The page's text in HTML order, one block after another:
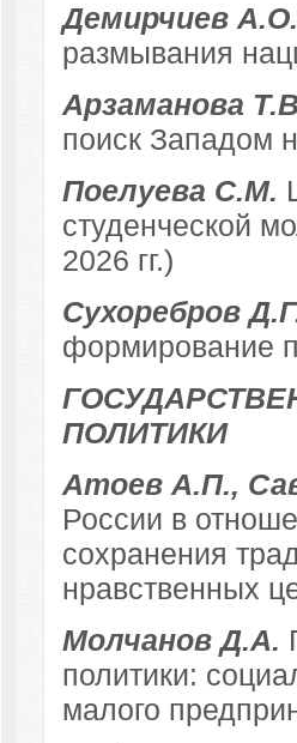
Демирчиев
размывания
Арзаманова
поиск Западом
Поелуева С.М.
студенческой
2026 гг.)
Сухоребров
формирование
ПОЛИТИКИ
Атоев А.П.,
России в
сохранения
нравственных
Молчанов Д.А.
политики:
малого